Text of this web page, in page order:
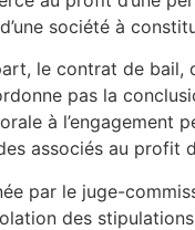
société à
le contrat de bail,
pas la
à l’engagement
associés au profit
par le juge-
des